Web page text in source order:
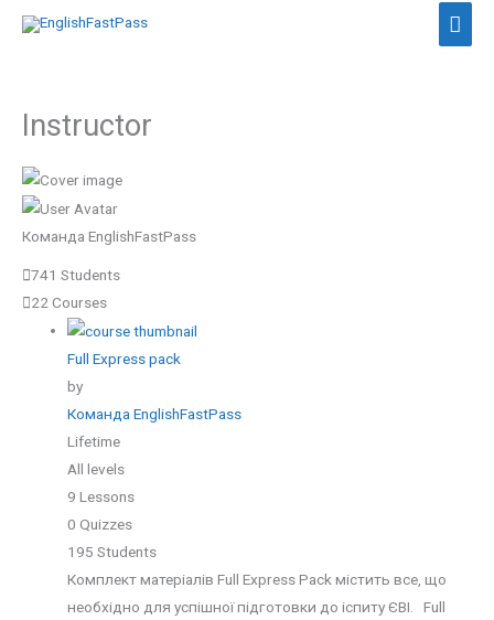
Перейти
Instructor
Команда EnglishFastPass
741 Students
22 Courses
Full Express pack
by
Команда EnglishFastPass
Lifetime
All levels
9 Lessons
0 Quizzes
195 Students
Комплект матеріалів Full Express Pack містить все, що
необхідно для успішної підготовки до іспиту ЄВІ. Full